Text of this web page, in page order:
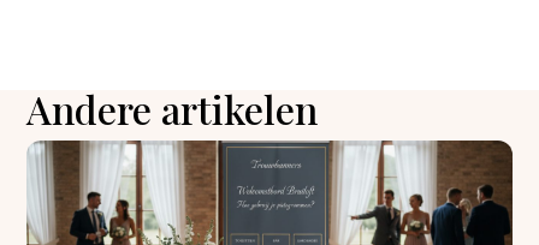
Andere artikelen